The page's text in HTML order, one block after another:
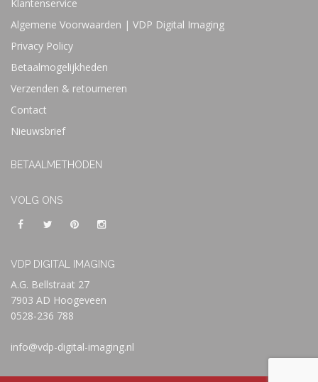
Klantenservice
Algemene Voorwaarden | VDP Digital Imaging
Privacy Policy
Betaalmogelijkheden
Verzenden & retourneren
Contact
Nieuwsbrief
BETAALMETHODEN
VOLG ONS
VDP DIGITAL IMAGING
A.G. Bellstraat 27
7903 AD Hoogeveen
0528-236 788
info@vdp-digital-imaging.nl